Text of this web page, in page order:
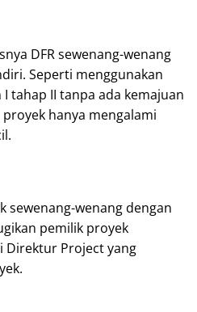
DFR sewenang-wenang
Seperti menggunakan
tahap II tanpa ada kemajuan
hanya mengalami
sewenang-wenang dengan
pemilik proyek
Direktur Project yang